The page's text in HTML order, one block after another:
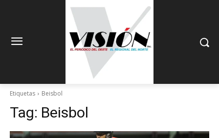
Etiquetas Beisbol
Tag: Beisbol